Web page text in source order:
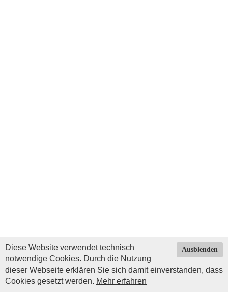
Ausblenden
Diese Website verwendet technisch
notwendige Cookies. Durch die Nutzung
dieser Webseite erklären Sie sich damit einverstanden, dass
Cookies gesetzt werden. Mehr erfahren